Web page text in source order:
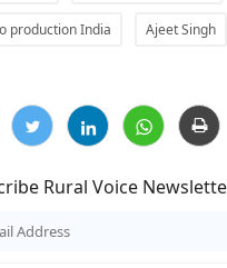
production India Ajeet Singh
Rural Voice
क्या एग्री स्टार्टअप शुरू करना